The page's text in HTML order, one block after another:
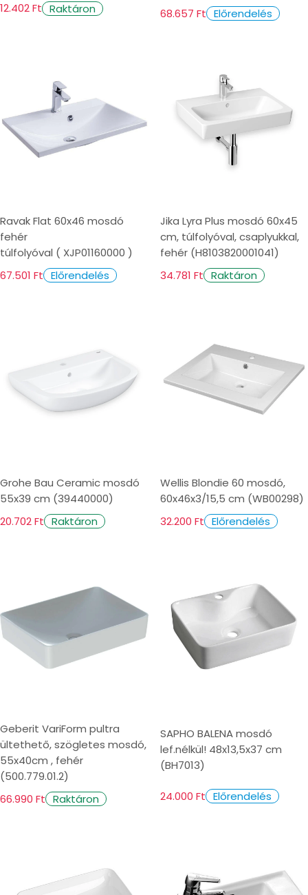
12.402 Ft Raktáron
68.657 Ft Előrendelés
Ravak Flat 60x46 mosdó
fehér
túlfolyóval ( XJP01160000 )
67.501 Ft Előrendelés
Jika Lyra Plus mosdó 60x45
cm, túlfolyóval, csaplyukkal,
fehér (H8103820001041)
34.781 Ft Raktáron
Grohe Bau Ceramic mosdó
55x39 cm (39440000)
20.702 Ft Raktáron
Wellis Blondie 60 mosdó,
60x46x3/15,5 cm (WB00298)
32.200 Ft Előrendelés
Geberit VariForm pultra
ültethető, szögletes mosdó,
55x40cm , fehér
(500.779.01.2)
66.990 Ft Raktáron
SAPHO BALENA mosdó
lef.nélkül! 48x13,5x37 cm
(BH7013)
24.000 Ft Előrendelés